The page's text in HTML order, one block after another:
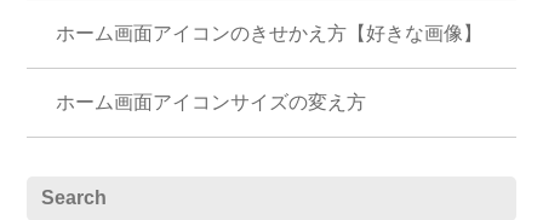
ホーム画面アイコンのきせかえ方【好きな画像】
ホーム画面アイコンサイズの変え方